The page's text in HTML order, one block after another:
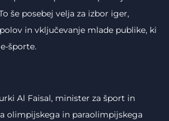
še posebej velja za izbor iger,
in vključevanje mlade publike, ki
športe.
Al Faisal, minister za šport in
olimpijskega in paraolimpijskega